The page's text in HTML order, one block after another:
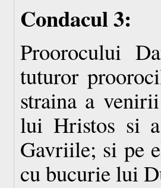
Condacul 3:
Proorocului
tuturor
straina a
lui Hristos si
Gavriile; si pe
cu bucurie lui